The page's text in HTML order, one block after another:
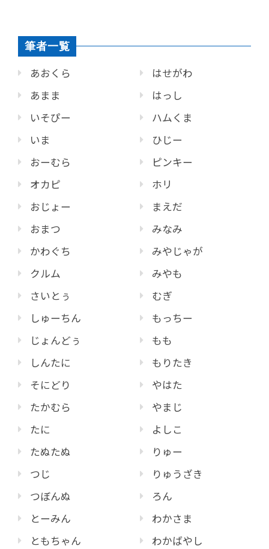
筆者一覧
あおくら
あまま
いそぴー
いま
おーむら
オカピ
おじょー
おまつ
かわぐち
クルム
さいとぅ
しゅーちん
じょんどぅ
しんたに
そにどり
たかむら
たに
たぬたぬ
つじ
つぼんぬ
とーみん
ともちゃん
はせがわ
はっし
ハムくま
ひじー
ピンキー
ホリ
まえだ
みなみ
みやじゃが
みやも
むぎ
もっちー
もも
もりたき
やはた
やまじ
よしこ
りゅー
りゅうざき
ろん
わかさま
わかばやし